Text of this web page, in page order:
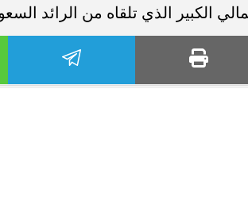
الكبير الذي تلقاه من الرائد